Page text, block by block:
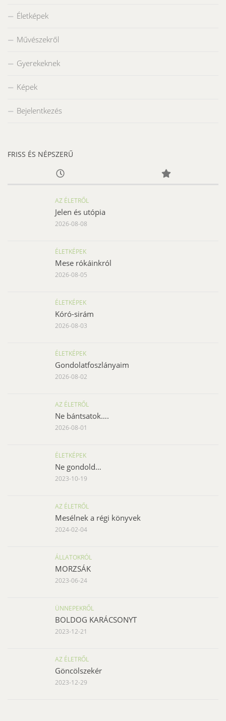
Életképek
Művészekről
Gyerekeknek
Képek
Bejelentkezés
FRISS ÉS NÉPSZERŰ
AZ ÉLETRŐL
Jelen és utópia
2026-08-08
ÉLETKÉPEK
Mese rókáinkról
2026-08-05
ÉLETKÉPEK
Kóró-sirám
2026-08-03
ÉLETKÉPEK
Gondolatfoszlányaim
2026-08-02
AZ ÉLETRŐL
Ne bántsatok….
2026-08-01
ÉLETKÉPEK
Ne gondold…
2023-10-19
AZ ÉLETRŐL
Mesélnek a régi könyvek
2024-02-04
ÁLLATOKRÓL
MORZSÁK
2023-06-24
ÜNNEPEKRŐL
BOLDOG KARÁCSONYT
2023-12-21
AZ ÉLETRŐL
Göncölszekér
2023-12-29